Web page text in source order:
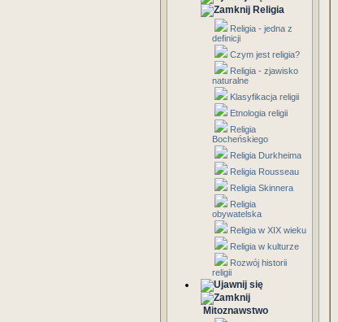
Religia
Religia - jedna z
definicji
Czym jest religia?
Religia - zjawisko
naturalne
Klasyfikacja religii
Etnologia religii
Religia
Bocheńskiego
Religia Durkheima
Religia Rousseau
Religia Skinnera
Religia
obywatelska
Religia w XIX wieku
Religia w kulturze
Rozwój historii
religii
Mitoznawstwo